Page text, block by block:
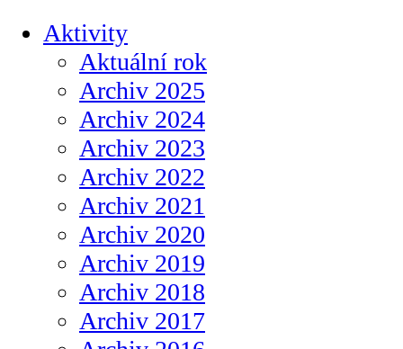
Aktivity
Aktuální rok
Archiv 2025
Archiv 2024
Archiv 2023
Archiv 2022
Archiv 2021
Archiv 2020
Archiv 2019
Archiv 2018
Archiv 2017